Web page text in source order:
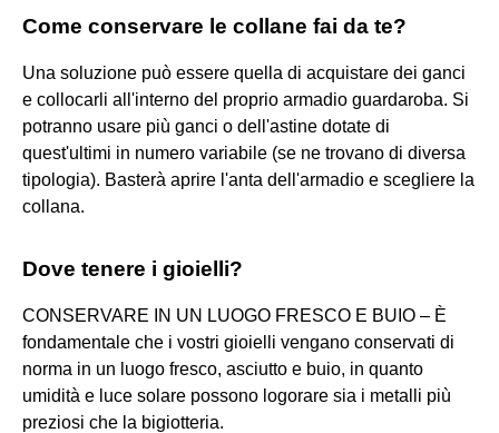
Come conservare le collane fai da te?
Una soluzione può essere quella di acquistare dei ganci
e collocarli all'interno del proprio armadio guardaroba. Si
potranno usare più ganci o dell'astine dotate di
quest'ultimi in numero variabile (se ne trovano di diversa
tipologia). Basterà aprire l'anta dell'armadio e scegliere la
collana.
Dove tenere i gioielli?
CONSERVARE IN UN LUOGO FRESCO E BUIO – È
fondamentale che i vostri gioielli vengano conservati di
norma in un luogo fresco, asciutto e buio, in quanto
umidità e luce solare possono logorare sia i metalli più
preziosi che la bigiotteria.